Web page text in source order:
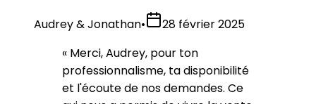
Audrey & Jonathan•
28 février 2025
« Merci, Audrey, pour ton
professionnalisme, ta disponibilité
et l'écoute de nos demandes. Ce